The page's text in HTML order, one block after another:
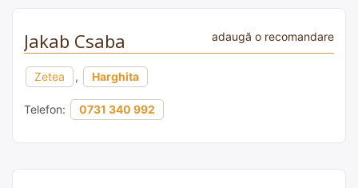
Jakab Csaba adaugă o recomandare
Zetea , Harghita
Telefon: 0731 340 992